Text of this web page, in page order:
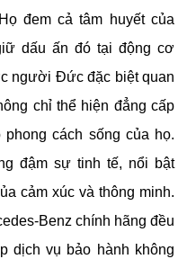
đem cả tâm huyết của
dấu ấn đó tại động cơ
người Đức đặc biệt quan
chỉ thể hiện đẳng cấp
cách sống của họ.
đậm sự tinh tế, nổi bật
cảm xúc và thông minh.
Benz chính hãng đều
dịch vụ bảo hành không